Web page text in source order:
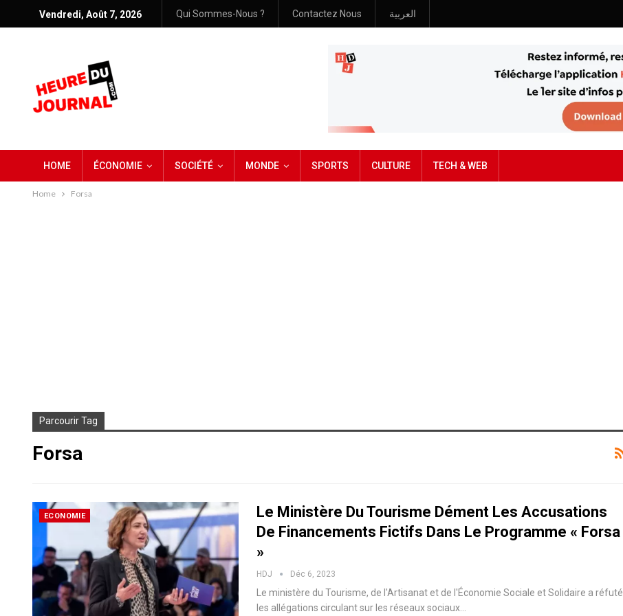
Vendredi, Août 7, 2026 Qui Sommes-Nous ? Contactez Nous العربية
HOME ÉCONOMIE SOCIÉTÉ MONDE SPORTS CULTURE TECH & WEB
Home Forsa
Parcourir Tag
Forsa
ECONOMIE
Le Ministère Du Tourisme Dément Les Accusations
De Financements Fictifs Dans Le Programme « Forsa
»
HDJ Déc 6, 2023
Le ministère du Tourisme, de l'Artisanat et de l'Économie Sociale et Solidaire a réfuté
les allégations circulant sur les réseaux sociaux…